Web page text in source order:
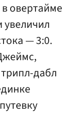
овертайме
увеличил
— 3:0.
дабл